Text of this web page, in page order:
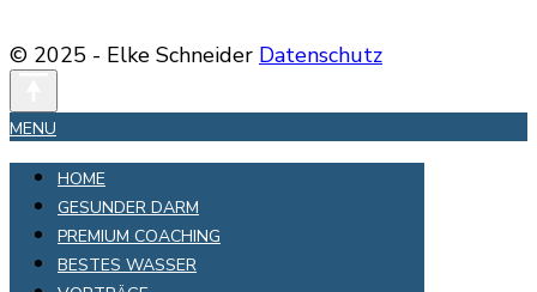
© 2025 - Elke Schneider Datenschutz
MENU
HOME
GESUNDER DARM
PREMIUM COACHING
BESTES WASSER